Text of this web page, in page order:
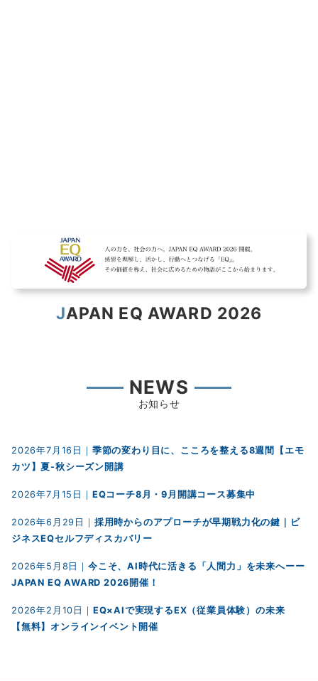
JAPAN EQ AWARD 2026
NEWS
お知らせ
2026年7月16日｜ 季節の変わり目に、こころを整える8週間【エモ
カツ】夏-秋シーズン開講
2026年7月15日｜ EQコーチ8月・9月開講コース募集中
2026年6月29日｜ 採用時からのアプローチが早期戦力化の鍵｜ビ
ジネスEQセルフディスカバリー
2026年5月8日｜ 今こそ、AI時代に活きる「人間力」を未来へーー
JAPAN EQ AWARD 2026開催！
2026年2月10日｜ EQ×AIで実現するEX（従業員体験）の未来
【無料】オンラインイベント開催